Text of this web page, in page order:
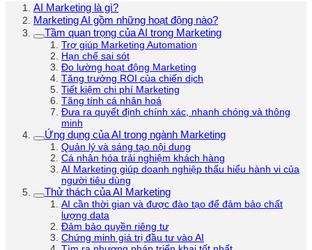
AI Marketing là gì?
Marketing AI gồm những hoạt động nào?
Tầm quan trọng của AI trong Marketing
Trợ giúp Marketing Automation
Hạn chế sai sót
Đo lường hoạt động Marketing
Tăng trưởng ROI của chiến dịch
Tiết kiệm chi phí Marketing
Tăng tính cá nhân hoá
Đưa ra quyết định chính xác, nhanh chóng và thông
minh
Ứng dụng của AI trong ngành Marketing
Quản lý và sáng tạo nội dung
Cá nhân hóa trải nghiệm khách hàng
AI Marketing giúp doanh nghiệp thấu hiểu hành vi của
người tiêu dùng
Thử thách của AI Marketing
AI cần thời gian và được đào tạo để đảm bảo chất
lượng data
Đảm bảo quyền riêng tư
Chứng minh giá trị đầu tư vào AI